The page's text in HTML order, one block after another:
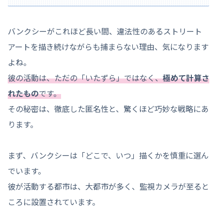
バンクシーがこれほど長い間、違法性のあるストリート
アートを描き続けながらも捕まらない理由、気になります
よね。
彼の活動は、ただの「いたずら」ではなく、極めて計算さ
れたものです。
その秘密は、徹底した匿名性と、驚くほど巧妙な戦略にあ
ります。
まず、バンクシーは「どこで、いつ」描くかを慎重に選ん
でいます。
彼が活動する都市は、大都市が多く、監視カメラが至ると
ころに設置されています。